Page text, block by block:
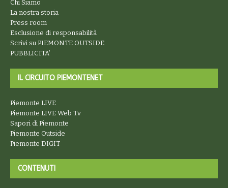
Chi Siamo
La nostra storia
Press room
Esclusione di responsabilità
Scrivi su PIEMONTE OUTSIDE
PUBBLICITA’
IL CIRCUITO PIEMONTENET
Piemonte LIVE
Piemonte LIVE Web Tv
Sapori di Piemonte
Piemonte Outside
Piemonte DIGIT
CONTENUTI